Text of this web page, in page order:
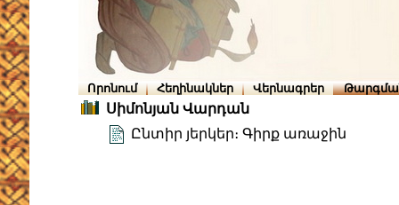
Որոնում Հեղինակներ Վերնագրեր
Սիմոնյան Վարդան
Ընտիր յերկեր։ Գիրք առաջին